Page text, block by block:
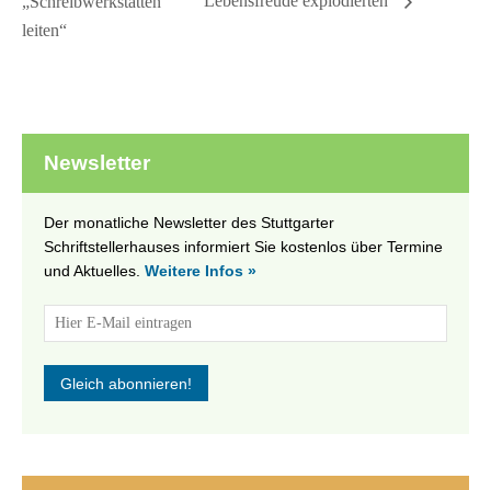
leiten“
Newsletter
Der monatliche Newsletter des Stuttgarter
Schriftstellerhauses informiert Sie kostenlos über Termine
und Aktuelles. Weitere Infos »